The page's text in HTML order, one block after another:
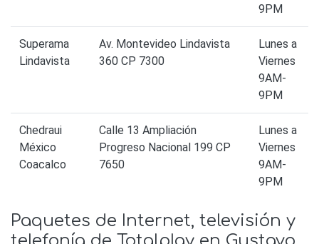
9PM
Superama
Lindavista
Av. Montevideo Lindavista
360 CP 7300
Lunes a
Viernes
9AM-
9PM
Chedraui
México
Coacalco
Calle 13 Ampliación
Progreso Nacional 199 CP
7650
Lunes a
Viernes
9AM-
9PM
Paquetes de Internet, televisión y